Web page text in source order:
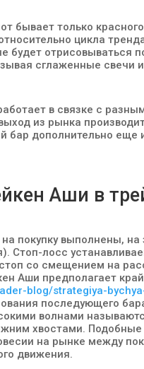
бывает только
цикла
будет отрисовываться
сглаженные свечи
в связке с
из рынка
дополнительно еще
Аши в
покупку выполнены,
Стоп-лосс
со смещением на
Аши предполагает
blog/strategiya-
последующего
волнами
хвостами.
на рынке между
движения.